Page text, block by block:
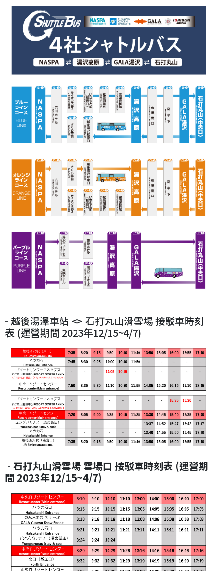
- 越後湯澤車站 <> 石打丸山滑雪場 接駁車時刻
表 (運營期間 2023年12/15~4/7)
- 石打丸山滑雪場 雪場口 接駁車時刻表 (運營期
間 2023年12/15~4/7)